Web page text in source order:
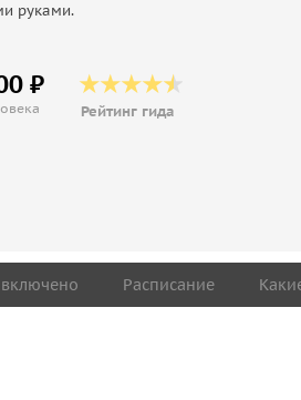
руками.
₽
Рейтинг гида
Расписание